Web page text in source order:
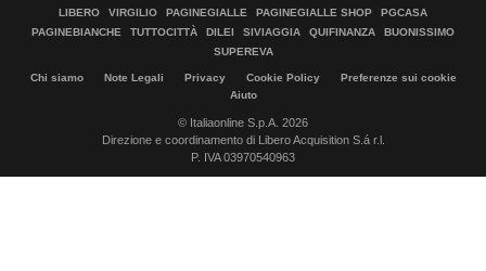
LIBERO VIRGILIO PAGINEGIALLE PAGINEGIALLE SHOP
PGCASA
PAGINEBIANCHE
TUTTOCITTÀ DILEI SIVIAGGIA QUIFINANZA
BUONISSIMO
SUPEREVA
Chi siamo Note Legali Privacy Cookie Policy
Preferenze sui cookie
Aiuto
© Italiaonline S.p.A. 2026
Direzione e coordinamento di Libero Acquisition S.á r.l.
P. IVA 03970540963